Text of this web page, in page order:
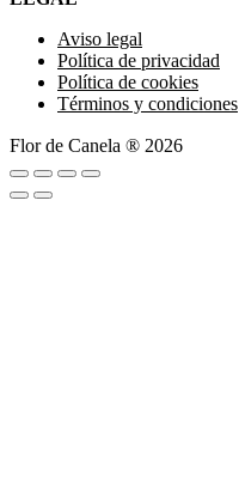
Aviso legal
Política de privacidad
Política de cookies
Términos y condiciones
Flor de Canela ® 2026